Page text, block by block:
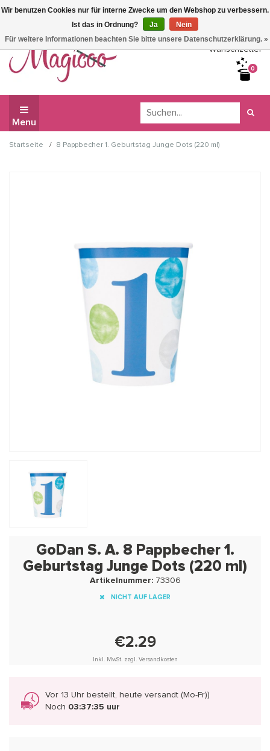
Wir haben Betriebsferien, daher können Sie derzeit nicht
bestellen.
Wunschzettel
0
Menu
Startseite / 8 Pappbecher 1. Geburtstag Junge Dots (220 ml)
GoDan S. A. 8 Pappbecher 1.
Geburtstag Junge Dots (220 ml)
Artikelnummer:73306
NICHT AUF LAGER
€2.29
Inkl. MwSt. zzgl. Versandkosten
Vor 13 Uhr bestellt, heute versandt (Mo-Fr))
Noch 03:37:35 uur
Wir benutzen Cookies nur für interne Zwecke um den Webshop zu verbessern.
Ist das in Ordnung?
Ja
Nein
Für weitere Informationen beachten Sie bitte unsere Datenschutzerklärung. »